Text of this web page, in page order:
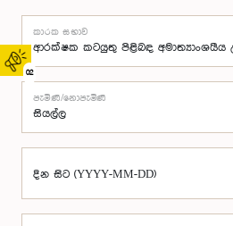
02
කාරක සභාව
පැමිණි/නොපැමිණි
දින සිට (YYYY-MM-DD)